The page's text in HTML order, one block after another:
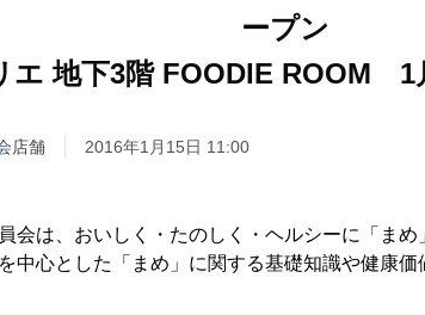
ープン
エ 地下3階 FOODIE ROOM 1
店舗 2016年1月15日 11:00
会は、おいしく・たのしく・ヘルシーに「ま
中心とした「まめ」に関する基礎知識や健康